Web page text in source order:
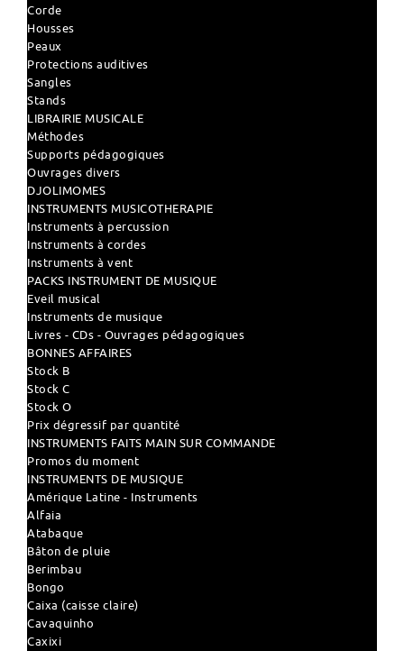
Corde
Housses
Peaux
Protections auditives
Sangles
Stands
LIBRAIRIE MUSICALE
Méthodes
Supports pédagogiques
Ouvrages divers
DJOLIMOMES
INSTRUMENTS MUSICOTHERAPIE
Instruments à percussion
Instruments à cordes
Instruments à vent
PACKS INSTRUMENT DE MUSIQUE
Eveil musical
Instruments de musique
Livres - CDs - Ouvrages pédagogiques
BONNES AFFAIRES
Stock B
Stock C
Stock O
Prix dégressif par quantité
INSTRUMENTS FAITS MAIN SUR COMMANDE
Promos du moment
INSTRUMENTS DE MUSIQUE
Amérique Latine - Instruments
Alfaia
Atabaque
Bâton de pluie
Berimbau
Bongo
Caixa (caisse claire)
Cavaquinho
Caxixi